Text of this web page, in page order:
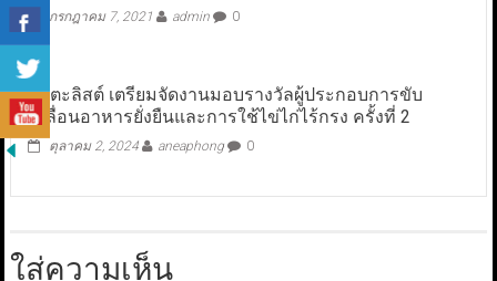
กรกฎาคม 7, 2021 admin 0
คะตะลิสต์ เตรียมจัดงานมอบรางวัลผู้ประกอบการขับ
เคลื่อนอาหารยั่งยืนและการใช้ไข่ไก่ไร้กรง ครั้งที่ 2
ตุลาคม 2, 2024 aneaphong 0
ใส่ความเห็น